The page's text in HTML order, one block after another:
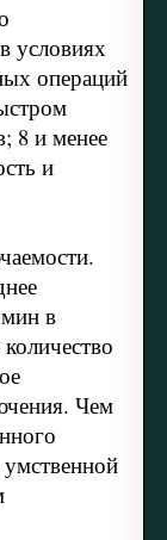
условиях
операций
8 и менее
и
в
Чем
умственной